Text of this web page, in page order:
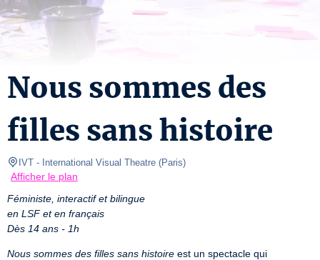
Nous sommes des
filles sans histoire
IVT - International Visual Theatre (Paris)
Afficher le plan
Féministe, interactif et bilingue
en LSF et en français
Dès 14 ans - 1h
Nous sommes des filles sans histoire est un spectacle qui